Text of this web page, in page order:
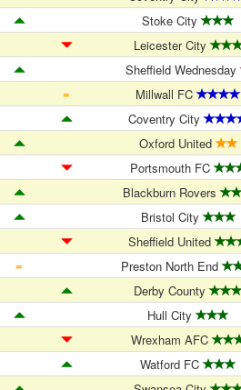
Stoke City
Leicester City
Sheffield Wednesday
=
Millwall FC
Coventry City
Oxford United
Portsmouth FC
Blackburn Rovers
Bristol City
Sheffield United
=
Preston North End
Derby County
Hull City
Wrexham AFC
Watford FC